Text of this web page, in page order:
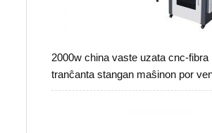
2000w china vaste uzata cnc-fibra
tranĉanta stangan maŝinon por